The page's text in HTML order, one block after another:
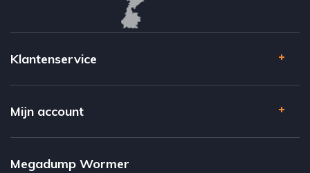
Klantenservice
Mijn account
Megadump Wormer